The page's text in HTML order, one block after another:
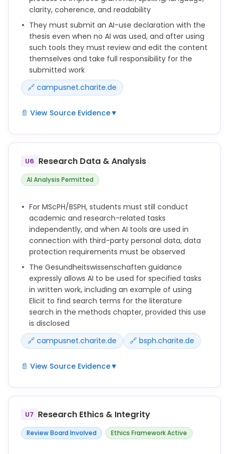
clarity, coherence, and readability
They must submit an AI-use declaration with the
thesis even when no AI was used, and after using
such tools they must review and edit the content
themselves and take full responsibility for the
submitted work
🔗 campusnet.charite.de
📄 View Source Evidence▼
Erklärung zum Einsatz von Künstlicher Intelligenz (KI)
und KI-gestützten Technologien:
Die Studierenden werden ermutigt, Künstliche
Intelligenz (KI) und KI-Tools im Schreibprozess ihrer
Masterarbeit einzusetzen, um Grammatik,
Klarheit, Kohärenz und Lesbarkeit zu verbessern. Die
Studierenden müssen zusammen mit der
Masterarbeit eine Erklärung über die Verwendung
von KI und KI-Tools einreichen, auch dann, wenn
keine KI-basierten Technologien verwendet wurden
(siehe Vorlage).
Während der Vorbereitung dieser Masterarbeit habe
ich / haben wir [NAME TOOLS(S) / SERVICE(S)]
benutzt, um
☐ einen Text für die folgenden Abschnitte zu
verfassen: (ABSCHNITTE AUFZÄHLEN)
☐ die Klarheit und Grammatik meines Textes in den
folgenden Abschnitten zu verbessern: (ABSCHNITTE
AUFZÄHLEN)
UND KI-HILFE AUFLISTEN)
/ haben wir den Inhalt bedarfsgerecht überprüft
Verantwortung für die eingereichte
U6 Research Data & Analysis
AI Analysis Permitted
For MScPH/BSPH, students must still conduct
academic and research-related tasks
independently, and when AI tools are used in
connection with third-party personal data, data
protection requirements must be observed
The Gesundheitswissenschaften guidance
expressly allows AI to be used for specified tasks
in written work, including an example of using
Elicit to find search terms for the literature
search in the methods chapter, provided this use
is disclosed
🔗 campusnet.charite.de
🔗 bsph.charite.de
📄 View Source Evidence▼
☐ folgende Aufgabe(n) zu bearbeiten: (KI-
Technologie, Aufgabe(n) und Abschnitt(e)
aufzählen,
z. B. Elicit zum Finden von Suchbegriffen für die
Literatursuche im Methodenkapitel)
U7 Research Ethics & Integrity
Review Board Involved Ethics Framework Active